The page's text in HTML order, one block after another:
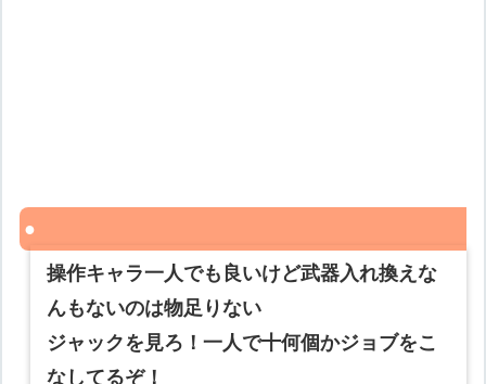
操作キャラ一人でも良いけど武器入れ換えな
んもないのは物足りない
ジャックを見ろ！一人で十何個かジョブをこ
なしてるぞ！